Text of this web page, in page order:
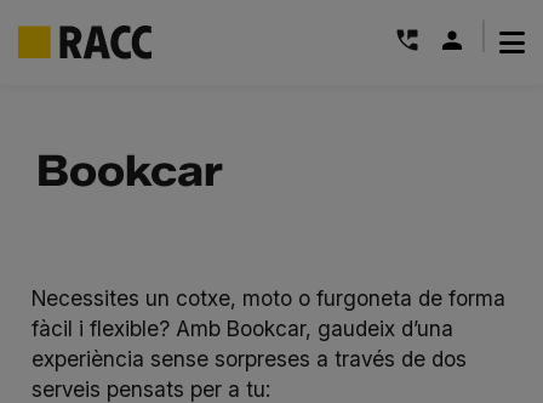
contentBookcar
Necessites un cotxe, moto o furgoneta de forma
fàcil i flexible? Amb Bookcar, gaudeix d’una
experiència sense sorpreses a través de dos
serveis pensats per a tu: